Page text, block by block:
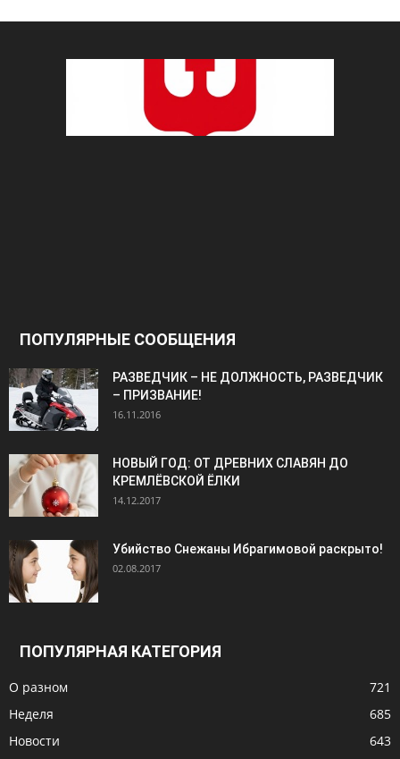
ПОПУЛЯРНЫЕ СООБЩЕНИЯ
РАЗВЕДЧИК – НЕ ДОЛЖНОСТЬ, РАЗВЕДЧИК
– ПРИЗВАНИЕ!
16.11.2016
НОВЫЙ ГОД: ОТ ДРЕВНИХ СЛАВЯН ДО
КРЕМЛЁВСКОЙ ЁЛКИ
14.12.2017
Убийство Снежаны Ибрагимовой раскрыто!
02.08.2017
ПОПУЛЯРНАЯ КАТЕГОРИЯ
О разном
721
Неделя
685
Новости
643